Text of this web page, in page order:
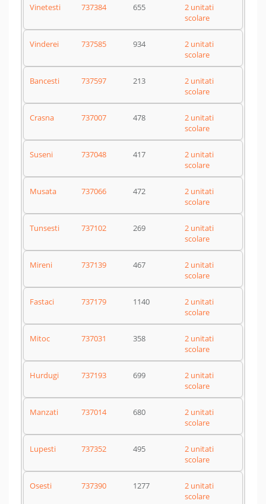
Vinetesti 737384 655
2 unitati
scolare
Vinderei 737585 934
2 unitati
scolare
Bancesti 737597 213
2 unitati
scolare
Crasna 737007 478
2 unitati
scolare
Suseni 737048 417
2 unitati
scolare
Musata 737066 472
2 unitati
scolare
Tunsesti 737102 269
2 unitati
scolare
Mireni 737139 467
2 unitati
scolare
Fastaci 737179 1140
2 unitati
scolare
Mitoc 737031 358
2 unitati
scolare
Hurdugi 737193 699
2 unitati
scolare
Manzati 737014 680
2 unitati
scolare
Lupesti 737352 495
2 unitati
scolare
Osesti 737390 1277
2 unitati
scolare